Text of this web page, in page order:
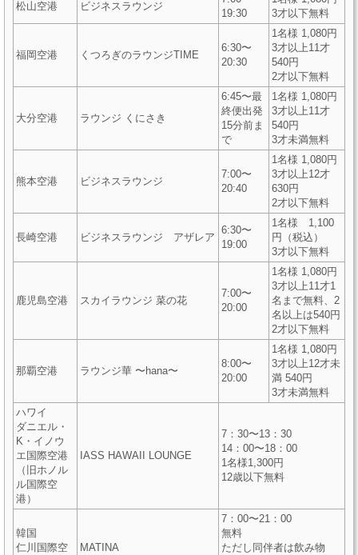
松山空港 ビジネスラウンジ
19:30
3才以下無料
福岡空港 くつろぎのラウンジTIME
6:30〜
20:30
1名様 1,080円
3才以上11才
540円
2才以下無料
大分空港 ラウンジ くにさき
6:45〜最
終便出発
15分前ま
で
1名様 1,080円
3才以上11才
540円
3才未満無料
熊本空港 ビジネスラウンジ
7:00〜
20:40
1名様 1,080円
3才以上12才
630円
2才以下無料
長崎空港 ビジネスラウンジ アザレア
6:30〜
19:00
1名様 1,100
円（税込）
3才以下無料
鹿児島空港 スカイラウンジ 菜の花
7:00〜
20:00
1名様 1,080円
3才以上11才1
名まで無料、2
名以上は540円
2才以下無料
那覇空港 ラウンジ華 〜hana〜
8:00〜
20:00
1名様 1,080円
3才以上12才未
満 540円
3才未満無料
ハワイ
ダニエル・
K・イノウ
エ国際空港
（旧ホノル
ル国際空
港）
IASS HAWAII LOUNGE
7：30〜13：30
14：00〜18：00
1名様1,300円
12歳以下無料
韓国
仁川国際空
MATINA
7：00〜21：00
無料
ただし同伴者は飲み物